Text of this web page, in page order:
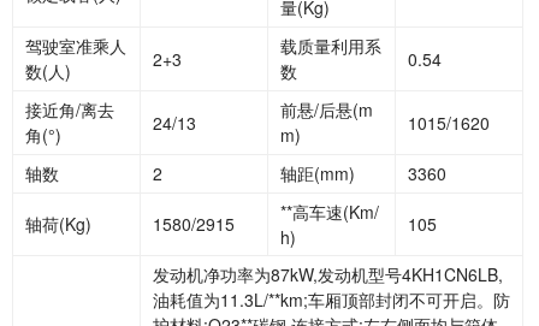
量(Kg)
驾驶室准乘人
数(人) 2+3
载质量利用系
数
0.54
接近角/离去
角(°)
24/13
前悬/后悬(m
m)
1015/1620
轴数 2 轴距(mm) 3360
轴荷(Kg) 1580/2915 **高车速(Km/
h)
105
发动机净功率为87kW,发动机型号4KH1CN6LB,
油耗值为11.3L/**km;车厢顶部封闭不可开启。防